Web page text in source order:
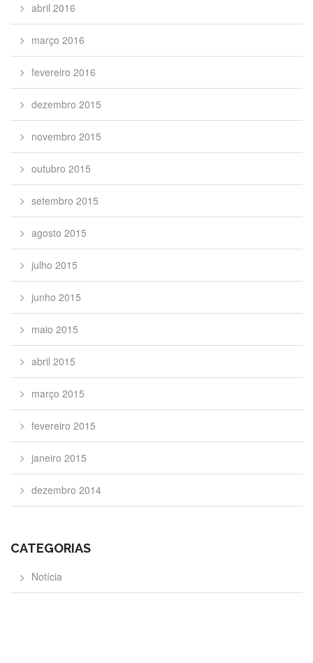
abril 2016
março 2016
fevereiro 2016
dezembro 2015
novembro 2015
outubro 2015
setembro 2015
agosto 2015
julho 2015
junho 2015
maio 2015
abril 2015
março 2015
fevereiro 2015
janeiro 2015
dezembro 2014
CATEGORIAS
Notícia